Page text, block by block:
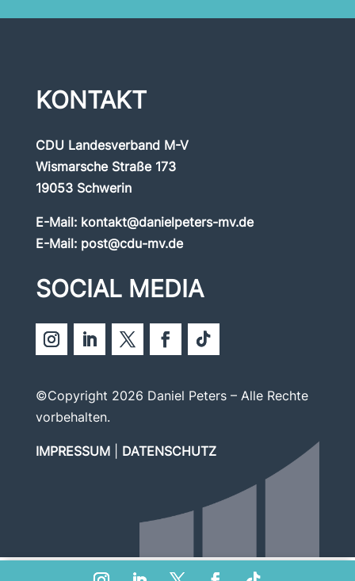
KONTAKT
CDU Landesverband M-V
Wismarsche Straße 173
19053 Schwerin
E-Mail: kontakt@danielpeters-mv.de
E-Mail: post@cdu-mv.de
SOCIAL MEDIA
©Copyright 2026 Daniel Peters – Alle Rechte
vorbehalten.
IMPRESSUM| DATENSCHUTZ